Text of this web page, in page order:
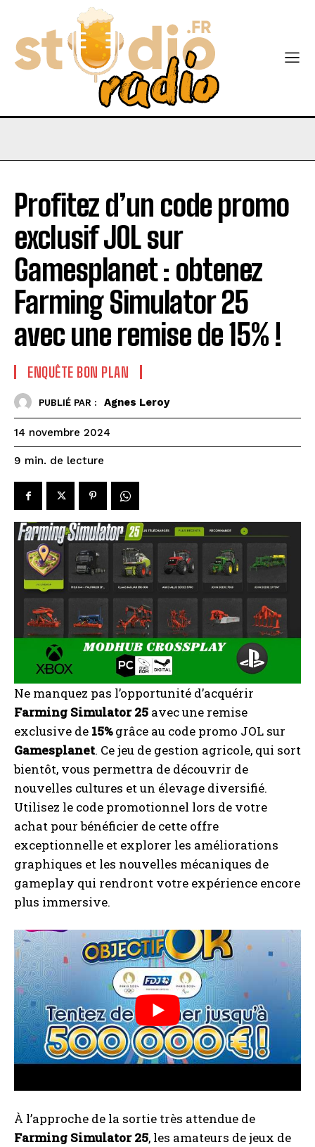
Profitez d’un code promo
exclusif JOL sur
Gamesplanet : obtenez
Farming Simulator 25
avec une remise de 15% !
ENQUÊTE BON PLAN
PUBLIÉ PAR : Agnes Leroy
14 novembre 2024
9 min. de lecture
Ne manquez pas l’opportunité d’acquérir
Farming Simulator 25 avec une remise
exclusive de 15%grâce au code promo JOL sur
Gamesplanet. Ce jeu de gestion agricole, qui sort
bientôt, vous permettra de découvrir de
nouvelles cultures et un élevage diversifié.
Utilisez le code promotionnel lors de votre
achat pour bénéficier de cette offre
exceptionnelle et explorer les améliorations
graphiques et les nouvelles mécaniques de
gameplay qui rendront votre expérience encore
plus immersive.
À l’approche de la sortie très attendue de
Farming Simulator 25, les amateurs de jeux de